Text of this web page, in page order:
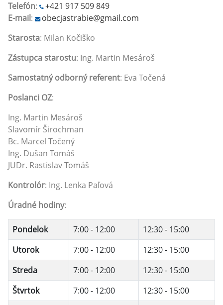
Telefón:
+421 917 509 849
E-mail:
obecjastrabie@gmail.com
Starosta: Milan Kočiško
Zástupca starostu: Ing. Martin Mesároš
Samostatný odborný referent: Eva Točená
Poslanci OZ:
Ing. Martin Mesároš
Slavomír Širochman
Bc. Marcel Točený
Ing. Dušan Tomáš
JUDr. Rastislav Tomáš
Kontrolór: Ing. Lenka Paľová
Úradné hodiny:
Pondelok 7:00 - 12:00
12:30 - 15:00
Utorok
7:00 - 12:00
12:30 - 15:00
Streda
7:00 - 12:00
12:30 - 15:00
Štvrtok
7:00 - 12:00
12:30 - 15:00